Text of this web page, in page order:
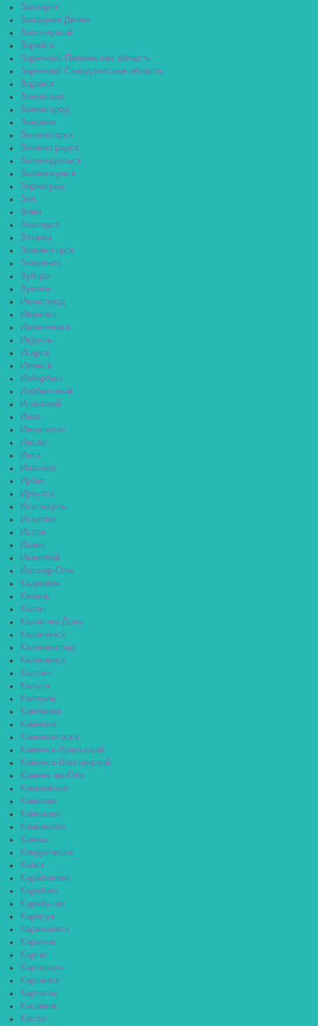
Заозёрск
Западная Двина
Заполярный
Зарайск
Заречный Пензенская область
Заречный Свердловская область
Заринск
Звенигово
Звенигород
Зверево
Зеленогорск
Зеленоградск
Зеленодольск
Зеленокумск
Зерноград
Зея
Зима
Златоуст
Злынка
Змеиногорск
Знаменск
Зубцов
Зуевка
Ивангород
Иваново
Ивантеевка
Ивдель
Игарка
Ижевск
Избербаш
Изобильный
Иланский
Инза
Иннополис
Инсар
Инта
Ипатово
Ирбит
Иркутск
Исилькуль
Искитим
Истра
Ишим
Ишимбай
Йошкар-Ола
Кадников
Казань
Калач
Калач-на-Дону
Калачинск
Калининград
Калининск
Калтан
Калуга
Калязин
Камбарка
Каменка
Каменногорск
Каменск-Уральский
Каменск-Шахтинский
Камень-на-Оби
Камешково
Камызяк
Камышин
Камышлов
Канаш
Кандалакша
Канск
Карабаново
Карабаш
Карабулак
Карасук
Карачаевск
Карачев
Каргат
Каргополь
Карпинск
Карталы
Касимов
Касли